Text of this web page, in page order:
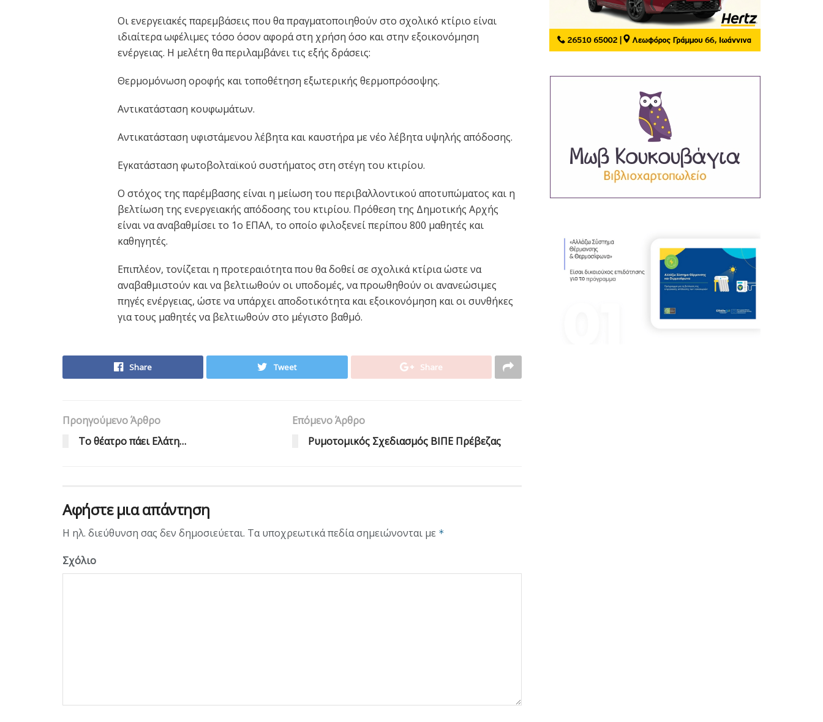
Οι ενεργειακές παρεμβάσεις που θα πραγματοποιηθούν στο σχολικό κτίριο είναι
ιδιαίτερα ωφέλιμες τόσο όσον αφορά στη χρήση όσο και στην εξοικονόμηση
ενέργειας. Η μελέτη θα περιλαμβάνει τις εξής δράσεις:
Θερμομόνωση οροφής και τοποθέτηση εξωτερικής θερμοπρόσοψης.
Αντικατάσταση κουφωμάτων.
Αντικατάσταση υφιστάμενου λέβητα και καυστήρα με νέο λέβητα υψηλής απόδοσης.
Εγκατάσταση φωτοβολταϊκού συστήματος στη στέγη του κτιρίου.
Ο στόχος της παρέμβασης είναι η μείωση του περιβαλλοντικού αποτυπώματος και η
βελτίωση της ενεργειακής απόδοσης του κτιρίου. Πρόθεση της Δημοτικής Αρχής
είναι να αναβαθμίσει το 1ο ΕΠΑΛ, το οποίο φιλοξενεί περίπου 800 μαθητές και
καθηγητές.
Επιπλέον, τονίζεται η προτεραιότητα που θα δοθεί σε σχολικά κτίρια ώστε να
αναβαθμιστούν και να βελτιωθούν οι υποδομές, να προωθηθούν οι ανανεώσιμες
πηγές ενέργειας, ώστε να υπάρχει αποδοτικότητα και εξοικονόμηση και οι συνθήκες
για τους μαθητές να βελτιωθούν στο μέγιστο βαθμό.
Share Tweet Share
Προηγούμενο Άρθρο
Το θέατρο πάει Ελάτη…
Επόμενο Άρθρο
Ρυμοτομικός Σχεδιασμός ΒΙΠΕ Πρέβεζας
Αφήστε μια απάντηση
Η ηλ. διεύθυνση σας δεν δημοσιεύεται. Τα υποχρεωτικά πεδία σημειώνονται με *
Σχόλιο